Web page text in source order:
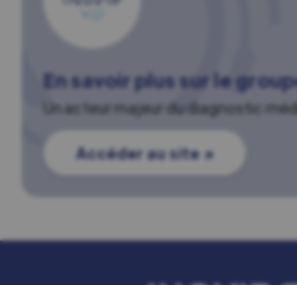
En savoir plus sur le
Un acteur majeur du diagnostic
Accéder au site ↗